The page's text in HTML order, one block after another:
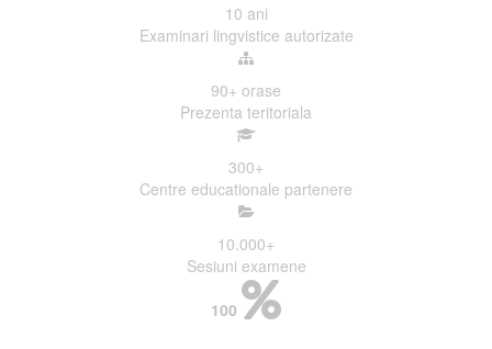
10 ani
Examinari lingvistice autorizate
90+ orase
Prezenta teritoriala
300+
Centre educationale partenere
10.000+
Sesiuni examene
100